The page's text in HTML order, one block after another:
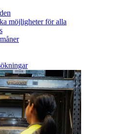
möjligheter för alla